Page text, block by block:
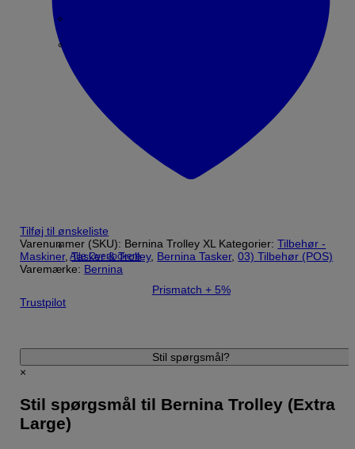
Alle Overlockere
Tilføj til ønskeliste
Varenummer (SKU): Bernina Trolley XL Kategorier:Tilbehør -
Maskiner,Tasker & Trolley, Bernina Tasker,03) Tilbehør (POS)
Varemærke: Bernina
Prismatch + 5%
Trustpilot
Stil spørgsmål?
×
Stil spørgsmål til Bernina Trolley (Extra
Large)